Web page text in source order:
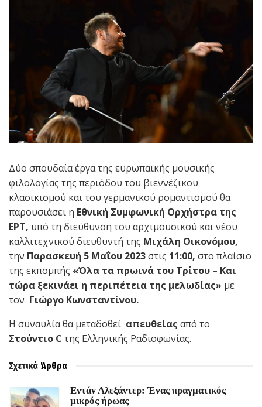
Δύο σπουδαία έργα της ευρωπαϊκής μουσικής
φιλολογίας της περιόδου του βιεννέζικου
κλασικισμού και του γερμανικού ρομαντισμού θα
παρουσιάσει η Εθνική Συμφωνική Ορχήστρα της
ΕΡΤ, υπό τη διεύθυνση του αρχιμουσικού και νέου
καλλιτεχνικού διευθυντή της Μιχάλη Οικονόμου,
την Παρασκευή 5 Μαΐου 2023στις 11:00, στο πλαίσιο
της εκπομπής «Όλα τα πρωινά του Τρίτου – Και
τώρα ξεκινάει η περιπέτεια της μελωδίας» με
τον Γιώργο Κωνσταντίνου.
Η συναυλία θα μεταδοθεί απευθείας από το
Στούντιο C της Ελληνικής Ραδιοφωνίας.
Σχετικά Άρθρα
Εντάν Αλεξάντερ: Ένας πραγματικός
μικρός ήρωας